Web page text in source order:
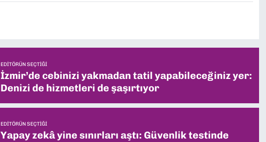
EDITÖRÜN SEÇTIĞI
İzmir’de cebinizi yakmadan tatil yapabileceğiniz yer:
Denizi de hizmetleri de şaşırtıyor
EDITÖRÜN SEÇTIĞI
Yapay zekâ yine sınırları aştı: Güvenlik testinde